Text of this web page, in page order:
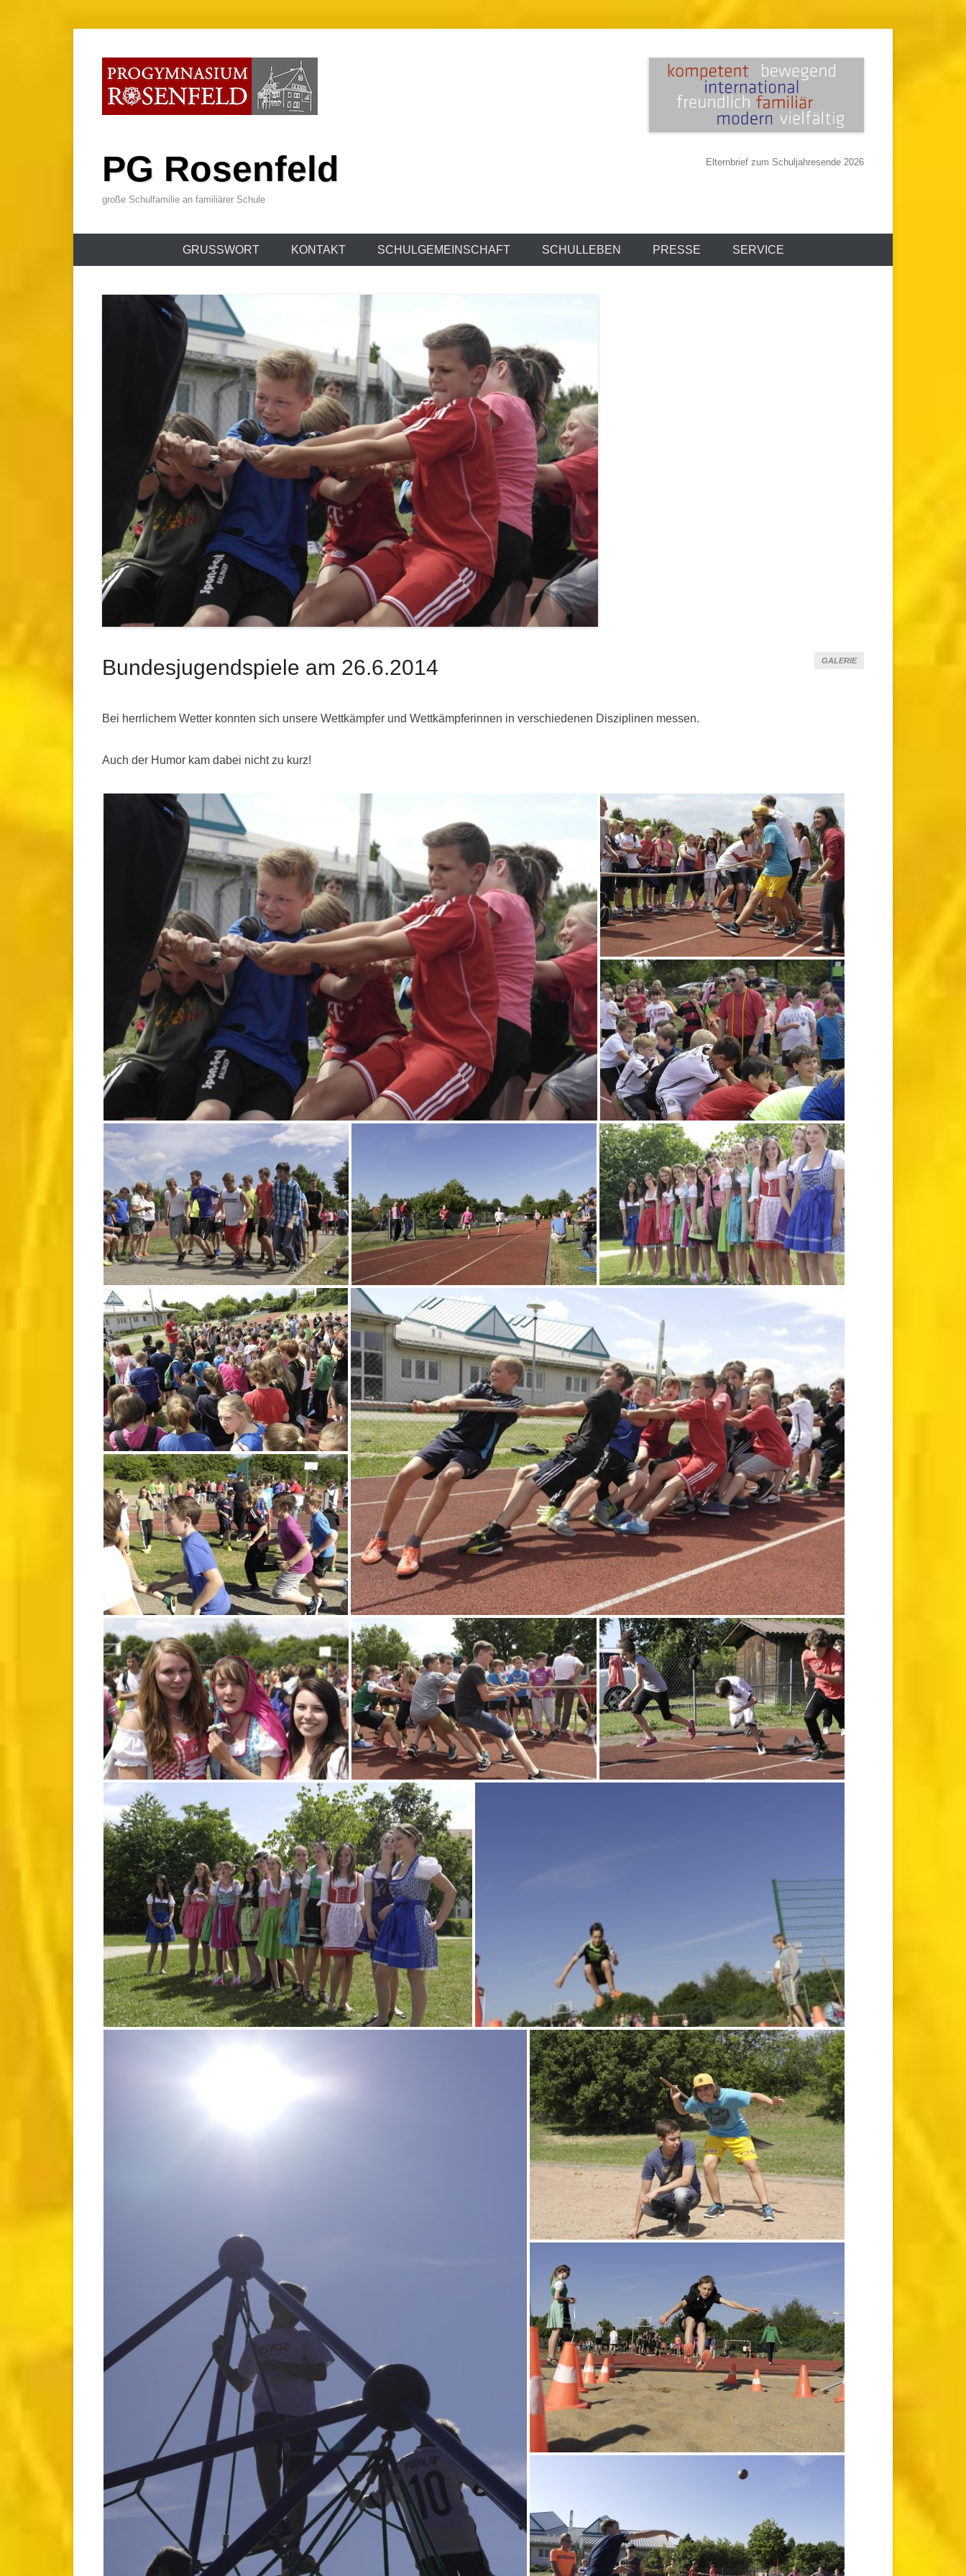
wechseln
PG Rosenfeld
große Schulfamilie an familiärer Schule
Elternbrief zum Schuljahresende 2026
GRUSSWORT KONTAKT SCHULGEMEINSCHAFT SCHULLEBEN PRESSE SERVICE
Bundesjugendspiele am 26.6.2014 GALERIE
Bei herrlichem Wetter konnten sich unsere Wettkämpfer und Wettkämpferinnen in verschiedenen Disziplinen messen.
Auch der Humor kam dabei nicht zu kurz!